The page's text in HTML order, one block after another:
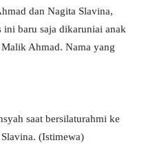
dan Nagita Slavina,
ini baru saja dikaruniai anak
Ahmad. Nama yang
saat bersilaturahmi ke
(Istimewa)